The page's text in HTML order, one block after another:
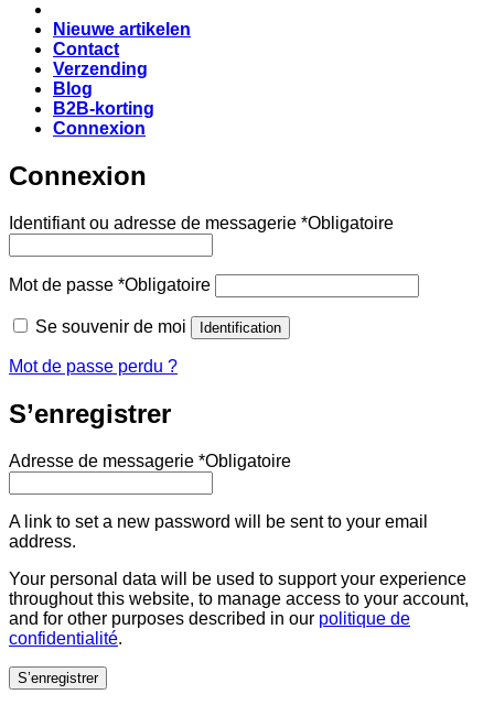
Nieuwe artikelen
Contact
Verzending
Blog
B2B-korting
Connexion
Connexion
Identifiant ou adresse de messagerie *Obligatoire
Mot de passe *Obligatoire
Se souvenir de moi Identification
Mot de passe perdu ?
S’enregistrer
Adresse de messagerie *Obligatoire
A link to set a new password will be sent to your email
address.
Your personal data will be used to support your experience
throughout this website, to manage access to your account,
and for other purposes described in our politique de
confidentialité.
S’enregistrer